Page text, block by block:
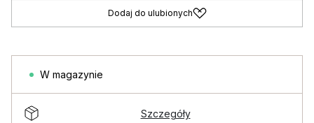
Dodaj do ulubionych
W magazynie
Szczegóły